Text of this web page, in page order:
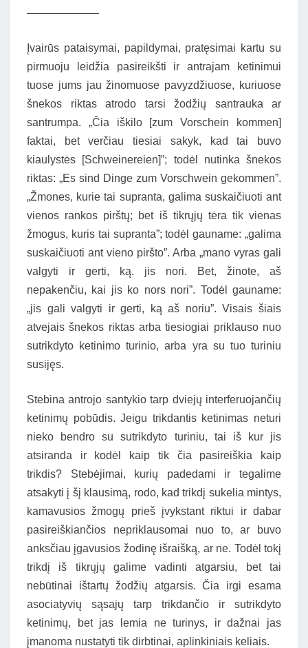
——————–
Įvairūs pataisymai, papildymai, pratęsimai kartu su
pirmuoju leidžia pasireikšti ir antrajam ketinimui
tuose jums jau žinomuose pavyzdžiuose, kuriuose
šnekos riktas atrodo tarsi žodžių santrauka ar
santrumpa. „Čia iškilo [zum Vorschein kommen]
faktai, bet verčiau tiesiai sakyk, kad tai buvo
kiaulystės [Schweinereien]”; todėl nutinka šnekos
riktas: „Es sind Dinge zum Vorschwein gekommen”.
„Žmones, kurie tai supranta, galima suskaičiuoti ant
vienos rankos pirštų; bet iš tikrųjų tėra tik vienas
žmogus, kuris tai supranta”; todėl gauname: „galima
suskaičiuoti ant vieno piršto”. Arba „mano vyras gali
valgyti ir gerti, ką. jis nori. Bet, žinote, aš
nepakenčiu, kai jis ko nors nori”. Todėl gauname:
„jis gali valgyti ir gerti, ką aš noriu”. Visais šiais
atvejais šnekos riktas arba tiesiogiai priklauso nuo
sutrikdyto ketinimo turinio, arba yra su tuo turiniu
susijęs.
Stebina antrojo santykio tarp dviejų interferuojančių
ketinimų pobūdis. Jeigu trikdantis ketinimas neturi
nieko bendro su sutrikdyto turiniu, tai iš kur jis
atsiranda ir kodėl kaip tik čia pasireiškia kaip
trikdis? Stebėjimai, kurių padedami ir tegalime
atsakyti į šį klausimą, rodo, kad trikdį sukelia mintys,
kamavusios žmogų prieš įvykstant riktui ir dabar
pasireiškiančios nepriklausomai nuo to, ar buvo
anksčiau įgavusios žodinę išraišką, ar ne. Todėl tokį
trikdį iš tikrųjų galime vadinti atgarsiu, bet tai
nebūtinai ištartų žodžių atgarsis. Čia irgi esama
asociatyvių sąsajų tarp trikdančio ir sutrikdyto
ketinimų, bet jas lemia ne turinys, ir dažnai jas
įmanoma nustatyti tik dirbtinai, aplinkiniais keliais.